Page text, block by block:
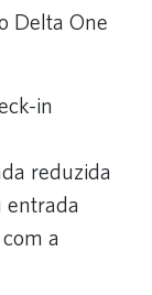
Delta One
in
reduzida
entrada
a